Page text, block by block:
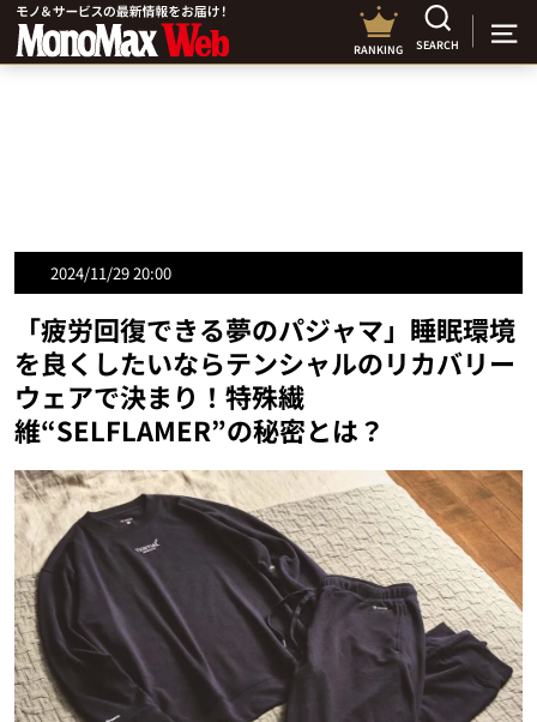
RANKING SEARCH
2024/11/29 20:00
「疲労回復できる夢のパジャマ」睡眠環境
を良くしたいならテンシャルのリカバリー
ウェアで決まり！特殊繊
維“SELFLAMER”の秘密とは？